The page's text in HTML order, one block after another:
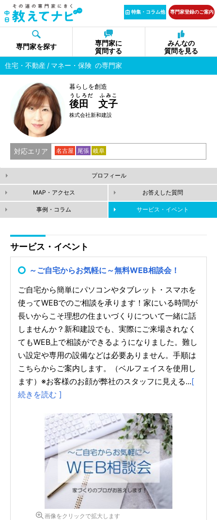
特集・コラム他 専門家登録のご案内
専門家を探す
専門家に
質問する
みんなの
質問を見る
住宅・不動産
マネー・保険 の専門家
暮らしを創造
後田 文子
うしろだ ふみこ
株式会社新和建設
対応エリア 名古屋 尾張 岐阜
プロフィール
MAP・アクセス お答えした質問
事例・コラム サービス・イベント
サービス・イベント
～ご自宅からお気軽に～無料WEB相談会！
ご自宅から簡単にパソコンやタブレット・スマホを
使ってWEBでのご相談を承ります！家にいる時間が
長いからこそ理想の住まいづくりについて一緒に話
しませんか？新和建設でも、実際にご来場されなく
てもWEB上で相談ができるようになりました。難し
い設定や専用の設備などは必要ありません。手順は
こちらからご案内します。（ベルフェイスを使用し
ます）※お客様のお顔が弊社のスタッフに見える...[
続きを読む ]
画像をクリックで拡大します